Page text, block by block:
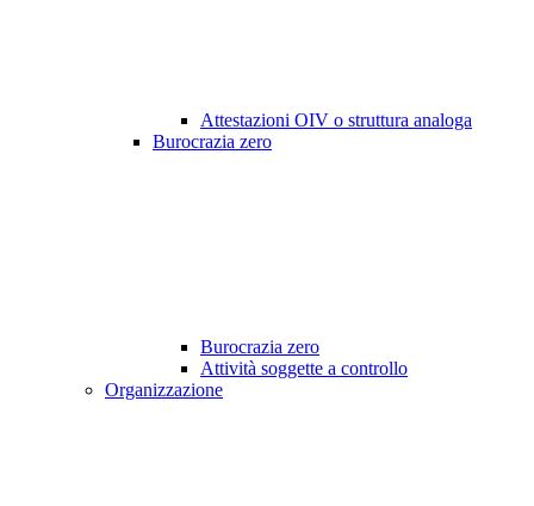
Attestazioni OIV o struttura analoga
Burocrazia zero
Burocrazia zero
Attività soggette a controllo
Organizzazione